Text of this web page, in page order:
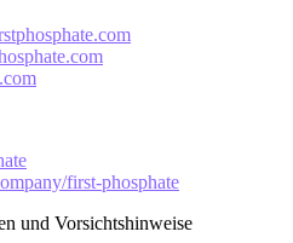
first-phosphate
und Vorsichtshinweise